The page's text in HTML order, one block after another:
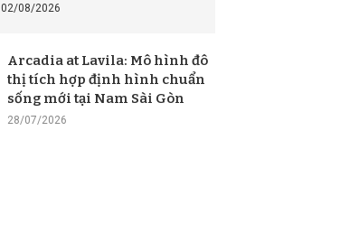
02/08/2026
Arcadia at Lavila: Mô hình đô
thị tích hợp định hình chuẩn
sống mới tại Nam Sài Gòn
28/07/2026